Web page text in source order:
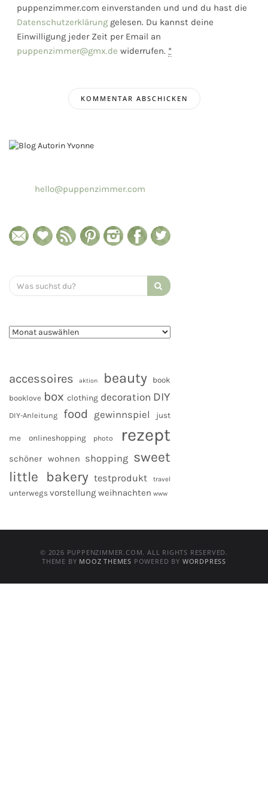
puppenzimmer.com einverstanden und und du hast die
Datenschutzerklärung gelesen. Du kannst deine
Einwilligung jeder Zeit per Email an
puppenzimmer@gmx.de widerrufen. *
hello@puppenzimmer.com
Search
for:
accessoires aktion beauty
book
booklove box clothing decoration DIY
DIY-Anleitung food gewinnspiel just
me onlineshopping photo rezept
schöner wohnen shopping sweet
little bakery testprodukt travel
unterwegs vorstellung weihnachten www
© 2026 PUPPENZIMMER.COM. ALL RIGHTS RESERVED.
THEME BY MOOZ THEMES POWERED BY WORDPRESS